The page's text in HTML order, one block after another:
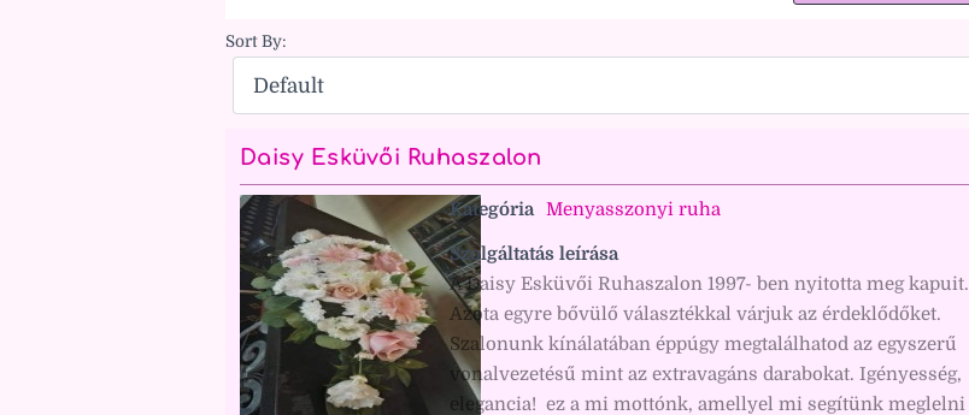
Sort By:
Daisy Esküvői Ruhaszalon
Kategória Menyasszonyi ruha
Szolgáltatás leírása
A Daisy Esküvői Ruhaszalon 1997- ben nyitotta meg kapuit.
Azóta egyre bővülő választékkal várjuk az érdeklődőket.
Szalonunk kínálatában éppúgy megtalálhatod az egyszerű
vonalvezetésű mint az extravagáns darabokat. Igényesség,
elegancia!  ez a mi mottónk, amellyel mi segítünk meglelni